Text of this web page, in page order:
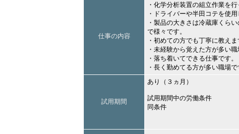
仕事の内容
・化学分析装置の組立作業を行
・ドライバーや半田コテを使用
・製品の大きさは冷蔵庫くら
で様々です。
・初めての方でも丁寧に教えま
・未経験から覚えた方が多い職
・落ち着いてできる仕事です。
・長く勤めてる方が多い職場で
試用期間
あり（３ヵ月）
試用期間中の労働条件
同条件